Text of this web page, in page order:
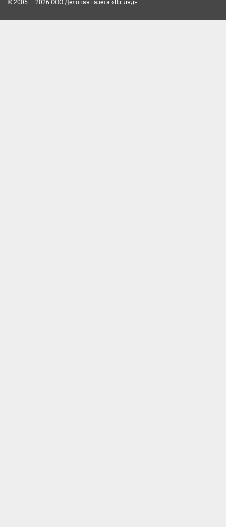
© 2005 — 2026 ООО Деловая газета «Взгляд»